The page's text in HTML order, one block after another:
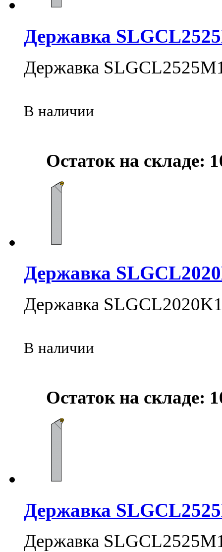
Державка
Державка
В наличии
Остаток на складе:
Державка
Державка
В наличии
Остаток на складе:
Державка
Державка